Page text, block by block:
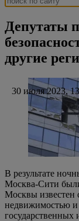
Депутаты
другие
30 июля 2023,
В результате
Москва-Сити
Москвы известен
недвижимостью и
государственных